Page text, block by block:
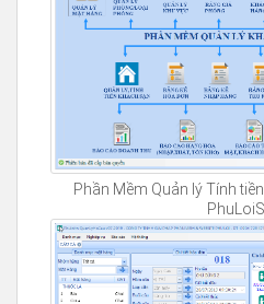
Phần Mềm Quản lý Tính